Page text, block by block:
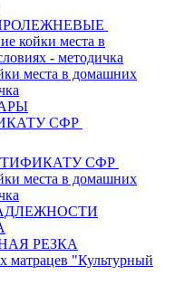
койки места в
- методичка
места в домашних
СФР
СФР
места в домашних
РЕЗКА
матрацев "Культурный